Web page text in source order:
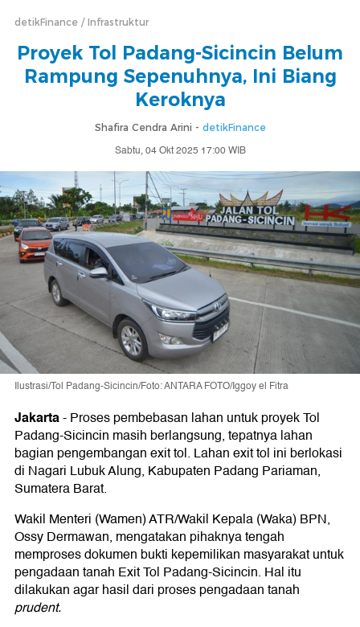
detikFinance Infrastruktur
Proyek Tol Padang-Sicincin Belum
Rampung Sepenuhnya, Ini Biang
Keroknya
Shafira Cendra Arini - detikFinance
Sabtu, 04 Okt 2025 17:00 WIB
Ilustrasi/Tol Padang-Sicincin/Foto: ANTARA FOTO/Iggoy el Fitra
Jakarta-Proses pembebasan lahan untuk proyek Tol
Padang-Sicincin masih berlangsung, tepatnya lahan
bagian pengembangan exit tol. Lahan exit tol ini berlokasi
di Nagari Lubuk Alung, Kabupaten Padang Pariaman,
Sumatera Barat.
Wakil Menteri (Wamen) ATR/Wakil Kepala (Waka) BPN,
Ossy Dermawan, mengatakan pihaknya tengah
memproses dokumen bukti kepemilikan masyarakat untuk
pengadaan tanah Exit Tol Padang-Sicincin. Hal itu
dilakukan agar hasil dari proses pengadaan tanah
prudent.